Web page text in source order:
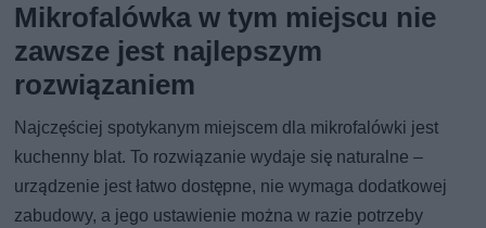
Mikrofalówka w tym miejscu nie
zawsze jest najlepszym
rozwiązaniem
Najczęściej spotykanym miejscem dla mikrofalówki jest
kuchenny blat. To rozwiązanie wydaje się naturalne –
urządzenie jest łatwo dostępne, nie wymaga dodatkowej
zabudowy, a jego ustawienie można w razie potrzeby